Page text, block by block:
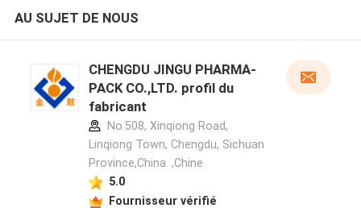
AU SUJET DE NOUS
CHENGDU JINGU PHARMA-
PACK CO.,LTD. profil du
fabricant
No.508, Xinqiong Road,
Linqiong Town, Chengdu, Sichuan
Province,China. ,Chine
5.0
Fournisseur vérifié